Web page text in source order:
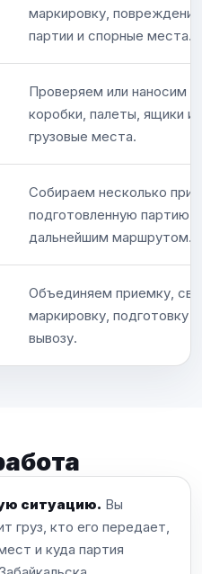
маркировку,
партии и спорные места.
Проверяем или наносим
коробки, палеты, ящики и
грузовые места.
Собираем несколько
подготовленную партию
дальнейшим маршрутом.
Объединяем приемку,
маркировку, подготовку
вывозу.
ситуацию. Вы
груз, кто его передает,
и куда партия